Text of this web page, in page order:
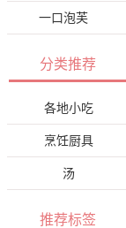
一口泡芙
分类推荐
各地小吃
烹饪厨具
汤
推荐标签